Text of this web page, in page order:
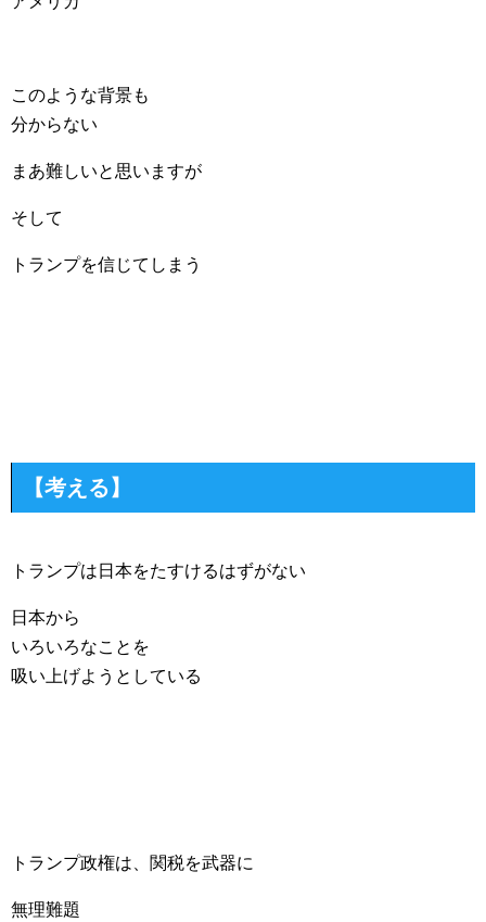
このような背景も
分からない
まあ難しいと思いますが
そして
トランプを信じてしまう
【考える】
トランプは日本をたすけるはずがない
日本から
いろいろなことを
吸い上げようとしている
トランプ政権は、関税を武器に
無理難題